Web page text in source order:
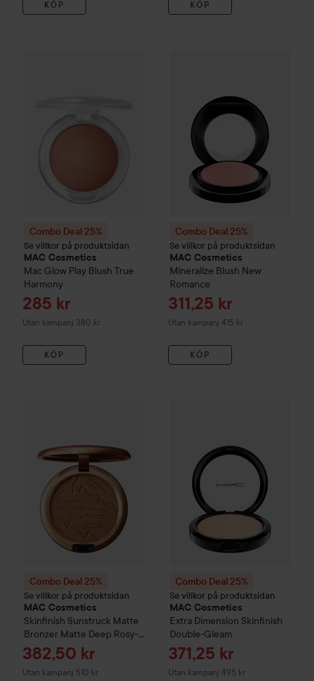
KÖP KÖP
Combo Deal 25%
Se villkor på produktsidan
MAC Cosmetics
Mac Glow Play Blush True
Harmony
Reapris
285 kr
Utan kampanj 380 kr
KÖP
Combo Deal 25%
Se villkor på produktsidan
MAC Cosmetics
Mineralize Blush New
Romance
Reapris
311,25 kr
Utan kampanj 415 kr
KÖP
Combo Deal 25%
Se villkor på produktsidan
MAC Cosmetics
Skinfinish Sunstruck Matte
Bronzer Matte Deep Rosy-
Wn
Reapris
382,50 kr
Utan kampanj 510 kr
Combo Deal 25%
Se villkor på produktsidan
MAC Cosmetics
Extra Dimension Skinfinish
Double-Gleam
Reapris
371,25 kr
Utan kampanj 495 kr